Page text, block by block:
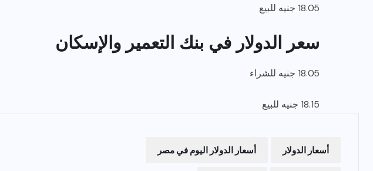
18.05 جنيه للبيع
سعر الدولار في بنك التعمير والإسكان
18.05 جنيه للشراء
18.15 جنيه للبيع
أسعار الدولار أسعار الدولار اليوم في مصر